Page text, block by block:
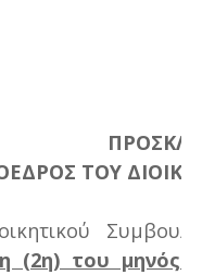
ΤΟΥ
(2η) του μηνός